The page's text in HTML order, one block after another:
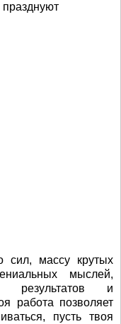
сил, массу крутых
мыслей,
результатов и
работа позволяет
пусть твоя